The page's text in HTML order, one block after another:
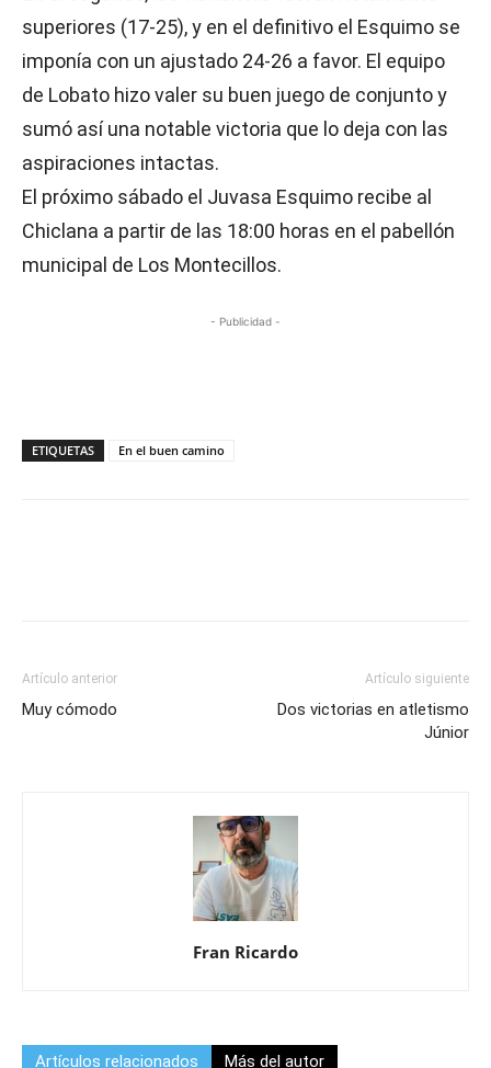
superiores (17-25), y en el definitivo el Esquimo se
imponía con un ajustado 24-26 a favor. El equipo
de Lobato hizo valer su buen juego de conjunto y
sumó así una notable victoria que lo deja con las
aspiraciones intactas.
El próximo sábado el Juvasa Esquimo recibe al
Chiclana a partir de las 18:00 horas en el pabellón
municipal de Los Montecillos.
- Publicidad -
ETIQUETAS En el buen camino
Artículo anterior
Muy cómodo
Artículo siguiente
Dos victorias en atletismo
Júnior
Fran Ricardo
Artículos relacionados Más del autor